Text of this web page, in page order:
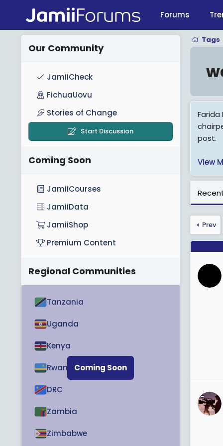
Forums
Tags
post.
View
Prev
Our Community
JamiiCheck
FichuaUovu
Stories of Change
Start Discussion
Coming Soon
JamiiCourses
JamiiData
JamiiShop
Premium Content
Regional Communities
Coming Soon
Tanzania
Uganda
Kenya
Rwanda
DRC
Zambia
Zimbabwe